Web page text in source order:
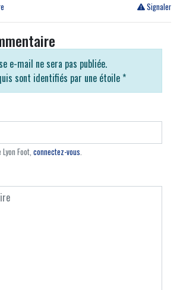
Signaler
e-mail ne sera pas publiée.
sont identifiés par une étoile *
Foot, connectez-vous